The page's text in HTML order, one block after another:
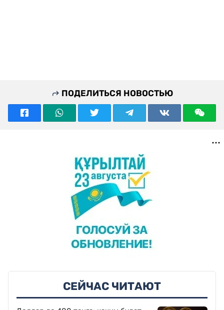
ПОДЕЛИТЬСЯ НОВОСТЬЮ
СЕЙЧАС ЧИТАЮТ